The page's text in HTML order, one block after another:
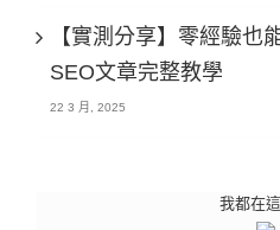
【實測分享】零經驗也
SEO文章完整教學
22 3 月, 2025
我都在